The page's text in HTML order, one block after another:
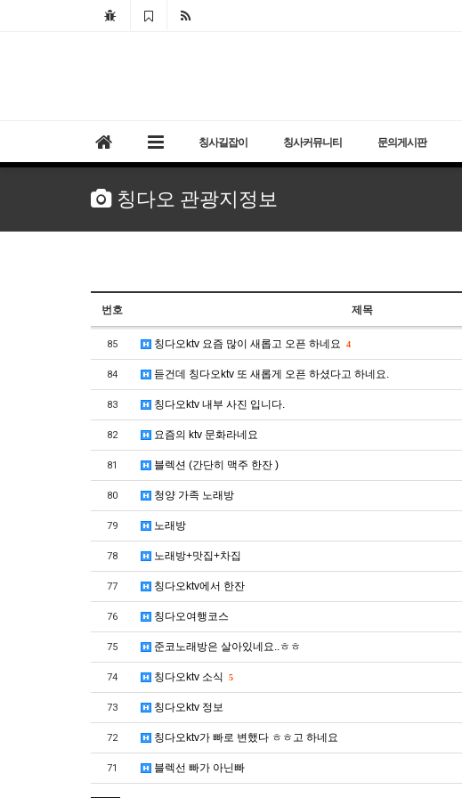
칭사길잡이 칭사커뮤니티 문의게시판
칭다오 관광지정보
번호 제목
85 칭다오ktv 요즘 많이 새롭고 오픈 하네요 4
84 듣건데 칭다오ktv 또 새롭게 오픈 하셨다고 하네요.
83 칭다오ktv 내부 사진 입니다.
82 요즘의 ktv 문화라네요
81 블렉션 (간단히 맥주 한잔 )
80 청양 가족 노래방
79 노래방
78 노래방+맛집+차집
77 칭다오ktv에서 한잔
76 칭다오여행코스
75 준코노래방은 살아있네요..ㅎㅎ
74 칭다오ktv 소식 5
73 칭다오ktv 정보
72 칭다오ktv가 빠로 변했다 ㅎㅎ고 하네요
71 블렉선 빠가 아닌빠